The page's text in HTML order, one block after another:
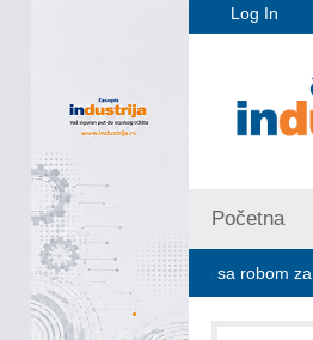
Log In
Početna
prima pošiljke sa robom za primaoce